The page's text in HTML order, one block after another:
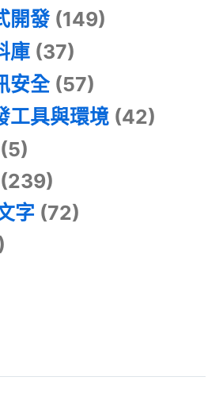
開發(149)
庫(37)
安全(57)
工具與環境(42)
(5)
(239)
字 (72)